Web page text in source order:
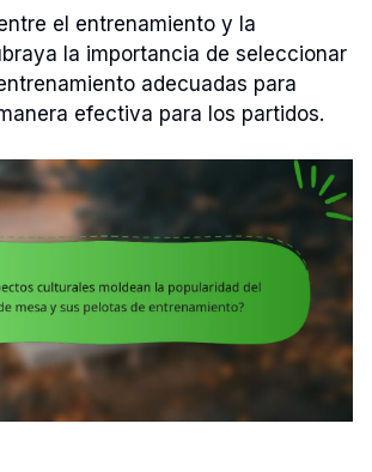
el entrenamiento y la
la importancia de seleccionar
adecuadas para
efectiva para los partidos.